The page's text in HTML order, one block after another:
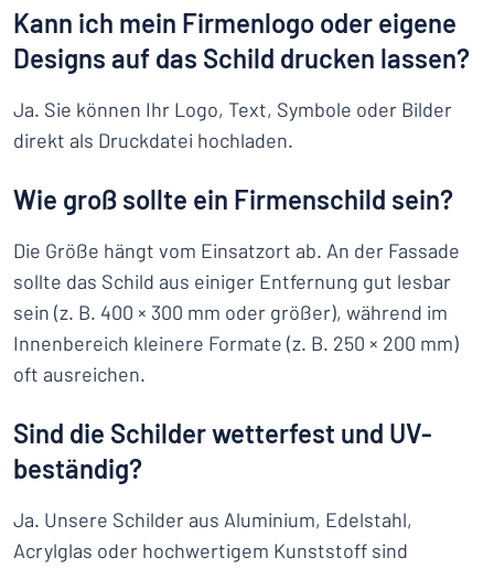
Kann ich mein Firmenlogo oder eigene
Designs auf das Schild drucken lassen?
Ja. Sie können Ihr Logo, Text, Symbole oder Bilder
direkt als Druckdatei hochladen.
Wie groß sollte ein Firmenschild sein?
Die Größe hängt vom Einsatzort ab. An der Fassade
sollte das Schild aus einiger Entfernung gut lesbar
sein (z. B. 400 × 300 mm oder größer), während im
Innenbereich kleinere Formate (z. B. 250 × 200 mm)
oft ausreichen.
Sind die Schilder wetterfest und UV-
beständig?
Ja. Unsere Schilder aus Aluminium, Edelstahl,
Acrylglas oder hochwertigem Kunststoff sind